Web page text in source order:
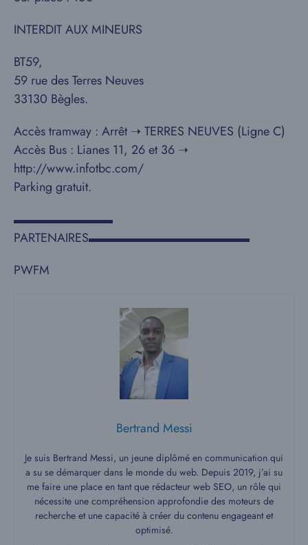
INTERDIT AUX MINEURS
BT59,
59 rue des Terres Neuves
33130 Bègles.
Accès tramway : Arrêt ➝ TERRES NEUVES (Ligne C)
Accès Bus : Lianes 11, 26 et 36 ➝
http://www.infotbc.com/
Parking gratuit.
▬▬▬▬▬▬▬▬
PARTENAIRES▬▬▬▬▬▬▬▬▬▬▬▬▬
PWFM
Bertrand Messi
Je suis Bertrand Messi, un jeune diplômé en communication qui
a su se démarquer dans le monde du web. Depuis 2019, j’ai su
me faire une place en tant que rédacteur web SEO, un rôle qui
nécessite une compréhension approfondie des moteurs de
recherche et une capacité à créer du contenu engageant et
optimisé.